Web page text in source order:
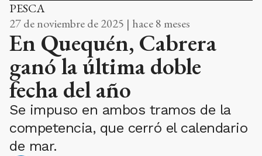
PESCA
27 de noviembre de 2025 | hace 8 meses
En Quequén, Cabrera
ganó la última doble
fecha del año
Se impuso en ambos tramos de la
competencia, que cerró el calendario
de mar.